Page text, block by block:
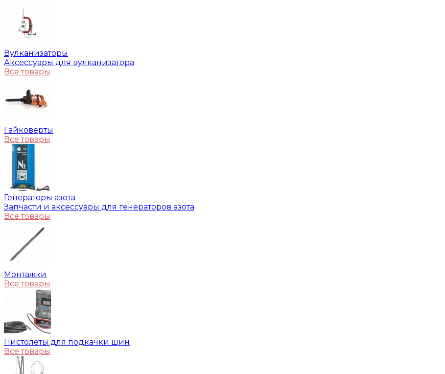
Вулканизаторы
Аксессуары для вулканизатора
Все товары
Гайковерты
Все товары
Генераторы азота
Запчасти и аксессуары для генераторов азота
Все товары
Монтажки
Все товары
Пистолеты для подкачки шин
Все товары